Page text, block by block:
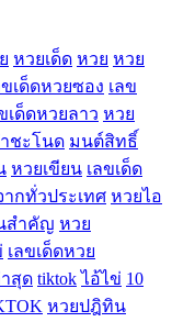
หวยเด็ด หวย หวย
ขเด็ดหวยซอง เลข
เด็ดหวยลาว หวย
ชะโนด มนต์สิทธิ์
หวยเขียน เลขเด็ด
กทั่วประเทศ หวยไอ
สำคัญ หวย
เลขเด็ดหวย
สุด tiktok ไอ้ไข่ 10
หวยปฎิทิน